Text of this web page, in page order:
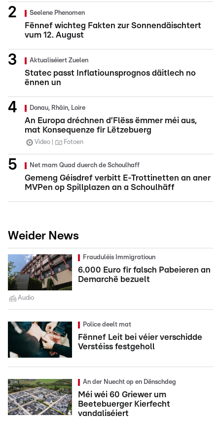
Seelene Phenomen
Fënnef wichteg Fakten zur Sonnendäischtert
vum 12. August
Aktualiséiert Zuelen
Statec passt Inflatiounsprognos däitlech no
ënnen un
Donau, Rhäin, Loire
An Europa dréchnen d’Flëss ëmmer méi aus,
mat Konsequenze fir Lëtzebuerg
Video Fotoen
Net mam Quad duerch de Schoulhaff
Gemeng Géisdref verbitt E-Trottinetten an aner
MVPen op Spillplazen an a Schoulhäff
Weider News
Frauduléis Immigratioun
6.000 Euro fir falsch Pabeieren an
Demarchë bezuelt
Audio
Police deelt mat
Fënnef Leit bei véier verschidde
Verstéiss festgeholl
An der Nuecht op en Dënschdeg
Méi wéi 60 Griewer um
Beetebuerger Kierfecht
vandaliséiert